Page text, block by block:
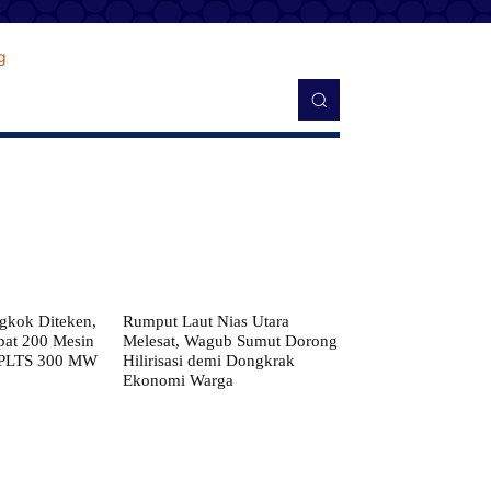
Diteken,
200 Mesin
300 MW
Rumput Laut Nias Utara
Melesat, Wagub Sumut Dorong
Hilirisasi demi Dongkrak
Ekonomi Warga